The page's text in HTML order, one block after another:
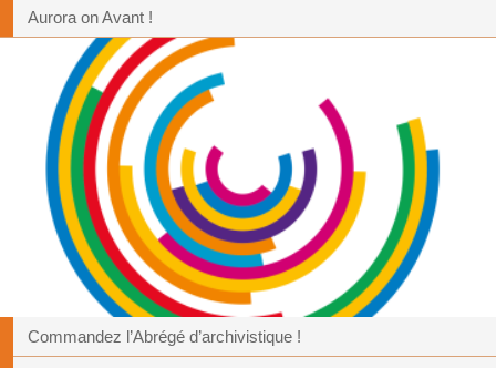
Aurora on Avant !
Commandez l’Abrégé d’archivistique !